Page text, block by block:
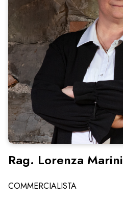
Rag. Lorenza Marini
COMMERCIALISTA